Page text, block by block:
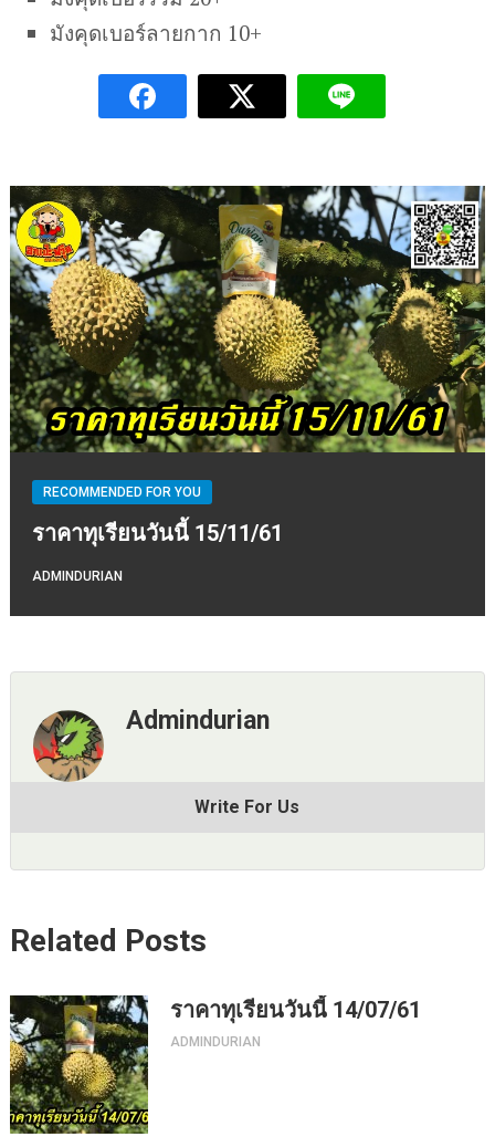
มังคุดเบอร์ลายกาก 10+
RECOMMENDED FOR YOU
ราคาทุเรียนวันนี้ 15/11/61
ADMINDURIAN
Admindurian
Write For Us
Related Posts
ราคาทุเรียนวันนี้ 14/07/61
ADMINDURIAN